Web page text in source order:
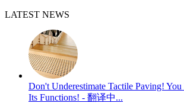
LATEST NEWS
Don't Underestimate Tactile Paving!
Its Functions! - 翻译中...